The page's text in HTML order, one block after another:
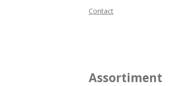
Contact
Assortiment